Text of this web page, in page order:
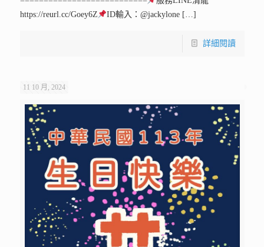
https://reurl.cc/Goey6Z
ID輸入：@jackylone […]
詳細閱讀
11 10 月, 2024